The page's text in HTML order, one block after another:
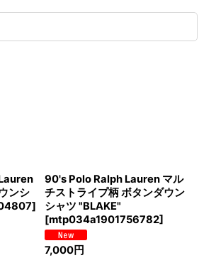
ンシ
]
90's Polo Ralph Lauren マル
チストライプ柄 ボタンダウン
シャツ "BLAKE"
[mtp034a1901756782]
7,000円